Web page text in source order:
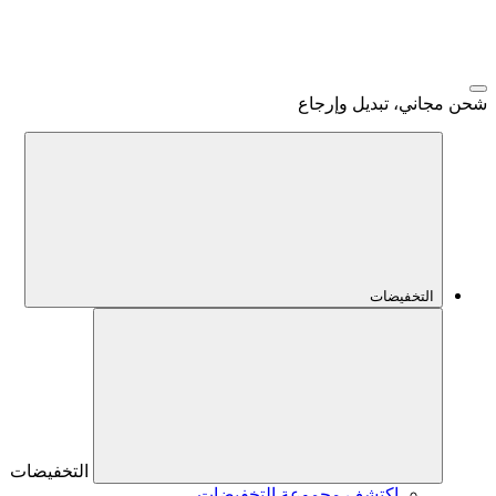
شحن مجاني، تبديل وإرجاع
التخفيضات
التخفيضات